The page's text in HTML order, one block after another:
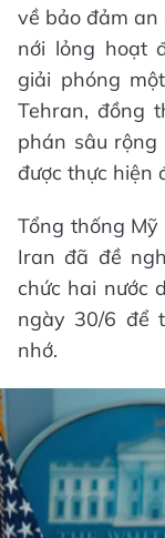
về bảo đảm an
nới lỏng hoạt
giải phóng
Tehran, đồng
phán sâu rộng
được thực hiện
Tổng thống
Iran đã đề
chức hai nước
ngày 30/6 để
nhớ.